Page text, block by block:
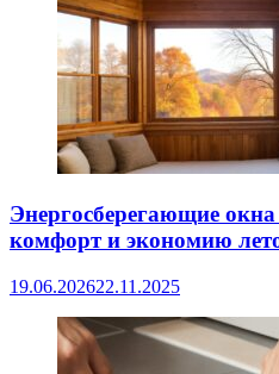
Энергосберегающие
комфорт и экономию
19.06.202622.11.2025